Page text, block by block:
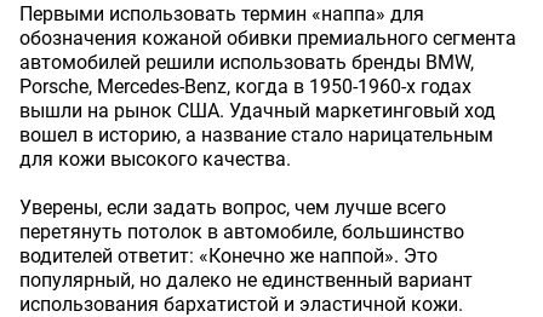
Первыми использовать термин «наппа» для
обозначения кожаной обивки премиального сегмента
автомобилей решили использовать бренды BMW,
Porsche, Mercedes-Benz, когда в 1950-1960-х годах
вышли на рынок США. Удачный маркетинговый ход
вошел в историю, а название стало нарицательным
для кожи высокого качества.
Уверены, если задать вопрос, чем лучше всего
перетянуть потолок в автомобиле, большинство
водителей ответит: «Конечно же наппой». Это
популярный, но далеко не единственный вариант
использования бархатистой и эластичной кожи.